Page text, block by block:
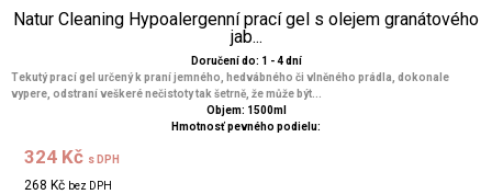
Natur Cleaning Hypoalergenní prací gel s olejem granátového
jab...
Doručení do: 1 - 4 dní
Tekutý prací gel určený k praní jemného, hedvábného či vlněného prádla, dokonale
vypere, odstraní veškeré nečistoty tak šetrně, že může být...
Objem: 1500ml
Hmotnosť pevného podielu:
324 Kč s DPH
268 Kč bez DPH